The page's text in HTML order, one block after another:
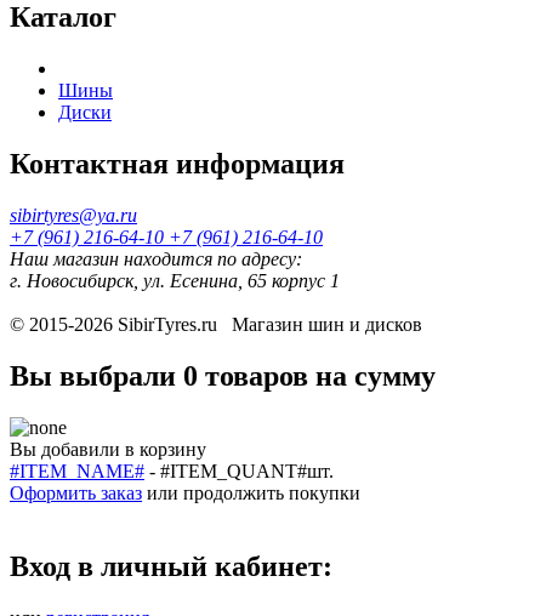
Каталог
Шины
Диски
Контактная информация
sibirtyres@ya.ru
+7 (961) 216-64-10 +7 (961) 216-64-10
Наш магазин находится по адресу:
г. Новосибирск, ул. Есенина, 65 корпус 1
© 2015-2026 SibirTyres.ru Магазин шин и дисков
Вы выбрали 0 товаров на сумму
Вы добавили в корзину
#ITEM_NAME# - #ITEM_QUANT#шт.
Оформить заказ или продолжить покупки
Вход в личный кабинет: